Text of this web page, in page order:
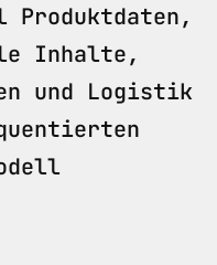
Produktdaten,
Inhalte,
und Logistik